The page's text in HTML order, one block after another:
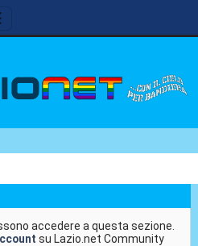
accedere a questa sezione.
su Lazio.net Community